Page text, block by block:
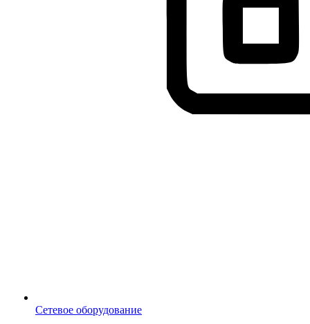
Сетевое оборудование